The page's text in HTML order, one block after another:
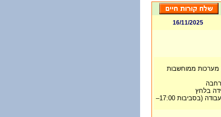
16/11/2025
מערכות ממוחשבות
בלחץ
• זמינות לשעות לעיתים מעבר לשעות העבודה (בסביבות 17:00–